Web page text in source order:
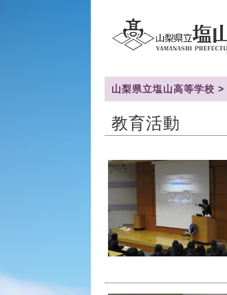
山梨県立塩山高等学校 >
教育活動